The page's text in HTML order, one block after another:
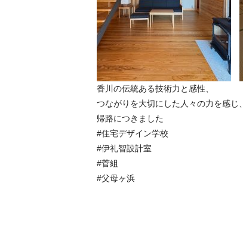
香川の伝統ある技術力と感性、
つながりを大切にした人々の力を感じ、
帰路につきました
#住宅デザイン学校
#伊礼智設計室
#菅組
#父母ヶ浜